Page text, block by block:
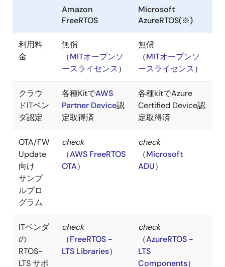
Amazon
FreeRTOS
Microsoft
AzureRTOS(※)
利用料
金
無償
（MITオープンソ
ースライセンス）
無償
（MITオープンソ
ースライセンス）
クラウ
ドITベン
ダ認定
各種KitでAWS
Partner Device認
定取得済
各種kitでAzure
Certified Device認
定取得済
OTA/FW
Update
向け
サンプ
ルプロ
グラム
check
（AWS FreeRTOS
OTA）
check
（Microsoft
ADU）
ITベンダ
の
RTOS-
LTS サポ
check
（FreeRTOS -
LTS Libraries）
check
（AzureRTOS -
LTS
Components）